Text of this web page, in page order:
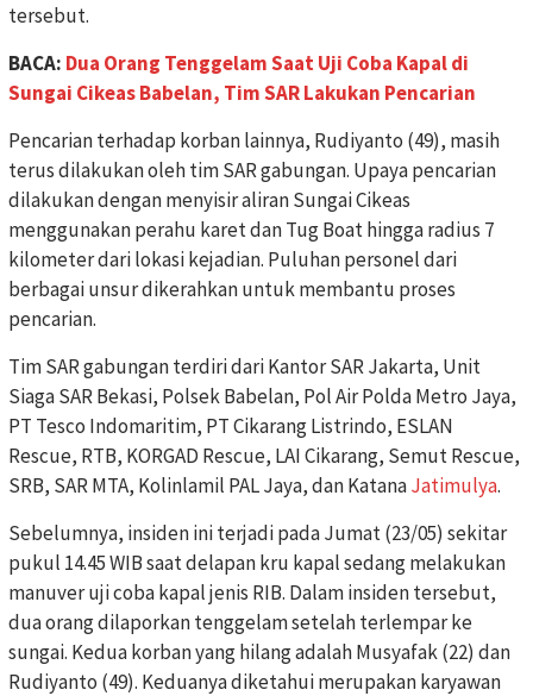
tersebut.
BACA: Dua Orang Tenggelam Saat Uji Coba Kapal di
Sungai Cikeas Babelan, Tim SAR Lakukan Pencarian
Pencarian terhadap korban lainnya, Rudiyanto (49), masih
terus dilakukan oleh tim SAR gabungan. Upaya pencarian
dilakukan dengan menyisir aliran Sungai Cikeas
menggunakan perahu karet dan Tug Boat hingga radius 7
kilometer dari lokasi kejadian. Puluhan personel dari
berbagai unsur dikerahkan untuk membantu proses
pencarian.
Tim SAR gabungan terdiri dari Kantor SAR Jakarta, Unit
Siaga SAR Bekasi, Polsek Babelan, Pol Air Polda Metro Jaya,
PT Tesco Indomaritim, PT Cikarang Listrindo, ESLAN
Rescue, RTB, KORGAD Rescue, LAI Cikarang, Semut Rescue,
SRB, SAR MTA, Kolinlamil PAL Jaya, dan KatanaJatimulya.
Sebelumnya, insiden ini terjadi pada Jumat (23/05) sekitar
pukul 14.45 WIB saat delapan kru kapal sedang melakukan
manuver uji coba kapal jenis RIB. Dalam insiden tersebut,
dua orang dilaporkan tenggelam setelah terlempar ke
sungai. Kedua korban yang hilang adalah Musyafak (22) dan
Rudiyanto (49). Keduanya diketahui merupakan karyawan